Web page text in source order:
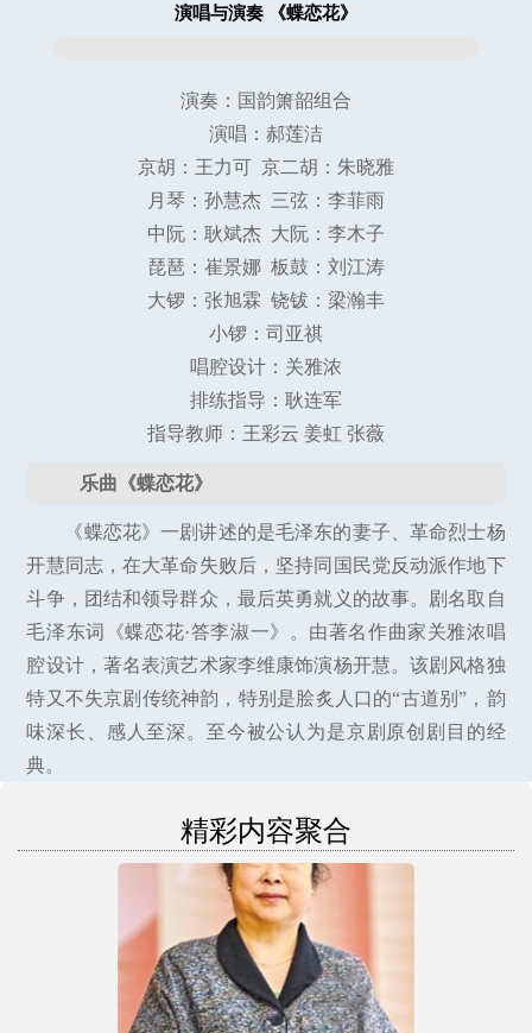
演唱与演奏 《蝶恋花》
演奏：国韵箫韶组合
演唱：郝莲洁
京胡：王力可 京二胡：朱晓雅
月琴：孙慧杰 三弦：李菲雨
中阮：耿斌杰 大阮：李木子
琵琶：崔景娜 板鼓：刘江涛
大锣：张旭霖 铙钹：梁瀚丰
小锣：司亚祺
唱腔设计：关雅浓
排练指导：耿连军
指导教师：王彩云 姜虹 张薇
乐曲《蝶恋花》
《蝶恋花》一剧讲述的是毛泽东的妻子、革命烈士杨
开慧同志，在大革命失败后，坚持同国民党反动派作地下
斗争，团结和领导群众，最后英勇就义的故事。剧名取自
毛泽东词《蝶恋花·答李淑一》。由著名作曲家关雅浓唱
腔设计，著名表演艺术家李维康饰演杨开慧。该剧风格独
特又不失京剧传统神韵，特别是脍炙人口的“古道别”，韵
味深长、感人至深。至今被公认为是京剧原创剧目的经
典。
精彩内容聚合